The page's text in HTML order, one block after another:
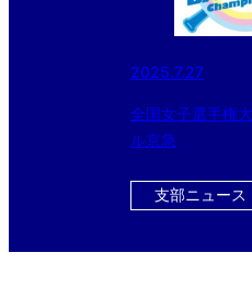
2025.7.27
全国女子選手
ル京急
支部ニュース